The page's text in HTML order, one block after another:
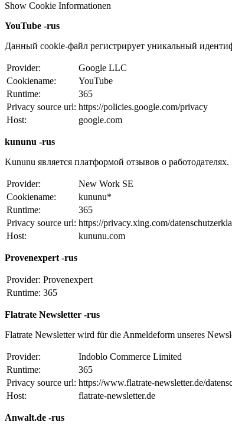
Show Cookie Informationen
YouTube -rus
Данный cookie-файл регистрирует уникальный
Provider:
Google LLC
Cookiename:
YouTube
Runtime:
365
Privacy source url: https://policies.google.com/privacy
Host:
google.com
kununu -rus
Kununu является платформой отзывов о
Provider:
New Work SE
Cookiename:
kununu*
Runtime:
365
Privacy source url: https://privacy.xing.com/
Host:
kununu.com
Provenexpert -rus
Provider: Provenexpert
Runtime: 365
Flatrate Newsletter -rus
Flatrate Newsletter wird für die Anmeldeform unseres
Provider:
Indoblo Commerce Limited
Runtime:
365
Privacy source url: https://www.flatrate-newsletter.de/
Host:
flatrate-newsletter.de
Anwalt.de -rus